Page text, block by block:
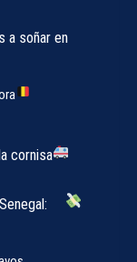
a soñar en
cornisa